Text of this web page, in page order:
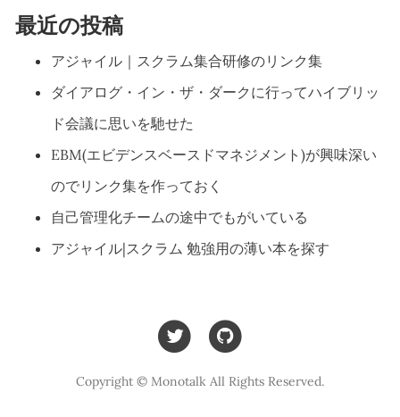
最近の投稿
アジャイル｜スクラム集合研修のリンク集
ダイアログ・イン・ザ・ダークに行ってハイブリッ
ド会議に思いを馳せた
EBM(エビデンスベースドマネジメント)が興味深い
のでリンク集を作っておく
自己管理化チームの途中でもがいている
アジャイル|スクラム 勉強用の薄い本を探す
Copyright © Monotalk All Rights Reserved.